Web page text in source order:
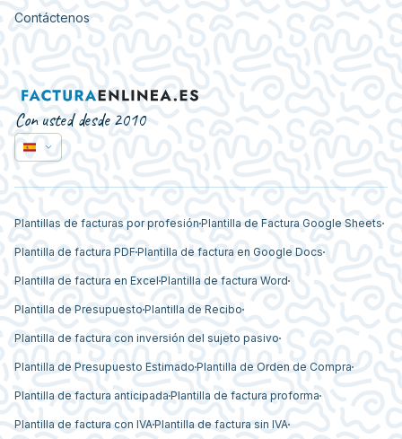
Contáctenos
Con usted desde 2010
Plantillas de facturas por profesión Plantilla de Factura Google Sheets
Plantilla de factura PDF Plantilla de factura en Google Docs
Plantilla de factura en Excel Plantilla de factura Word
Plantilla de Presupuesto Plantilla de Recibo
Plantilla de factura con inversión del sujeto pasivo
Plantilla de Presupuesto Estimado Plantilla de Orden de Compra
Plantilla de factura anticipada Plantilla de factura proforma
Plantilla de factura con IVA Plantilla de factura sin IVA